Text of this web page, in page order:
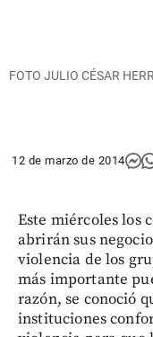
FOTO JULIO CÉSAR
12 de marzo de 2014
Este miércoles los
abrirán sus
violencia de los
más importante
razón, se conoció
instituciones